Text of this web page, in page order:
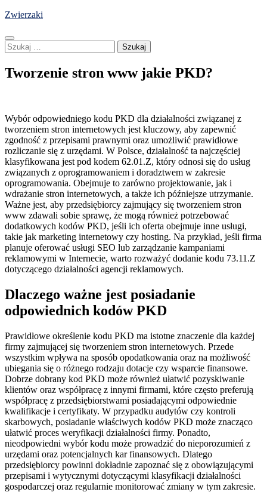
Skip
content
Zwierzaki
Szukaj:
Tworzenie stron www jakie PKD?
Wybór odpowiedniego kodu PKD dla działalności związanej z
tworzeniem stron internetowych jest kluczowy, aby zapewnić
zgodność z przepisami prawnymi oraz umożliwić prawidłowe
rozliczanie się z urzędami. W Polsce, działalność ta najczęściej
klasyfikowana jest pod kodem 62.01.Z, który odnosi się do usług
związanych z oprogramowaniem i doradztwem w zakresie
oprogramowania. Obejmuje to zarówno projektowanie, jak i
wdrażanie stron internetowych, a także ich późniejsze utrzymanie.
Ważne jest, aby przedsiębiorcy zajmujący się tworzeniem stron
www zdawali sobie sprawę, że mogą również potrzebować
dodatkowych kodów PKD, jeśli ich oferta obejmuje inne usługi,
takie jak marketing internetowy czy hosting. Na przykład, jeśli firma
planuje oferować usługi SEO lub zarządzanie kampaniami
reklamowymi w Internecie, warto rozważyć dodanie kodu 73.11.Z
dotyczącego działalności agencji reklamowych.
Dlaczego ważne jest posiadanie
odpowiednich kodów PKD
Prawidłowe określenie kodu PKD ma istotne znaczenie dla każdej
firmy zajmującej się tworzeniem stron internetowych. Przede
wszystkim wpływa na sposób opodatkowania oraz na możliwość
ubiegania się o różnego rodzaju dotacje czy wsparcie finansowe.
Dobrze dobrany kod PKD może również ułatwić pozyskiwanie
klientów oraz współpracę z innymi firmami, które często preferują
współpracę z przedsiębiorstwami posiadającymi odpowiednie
kwalifikacje i certyfikaty. W przypadku audytów czy kontroli
skarbowych, posiadanie właściwych kodów PKD może znacząco
ułatwić proces weryfikacji działalności firmy. Ponadto,
nieodpowiedni wybór kodu może prowadzić do nieporozumień z
urzędami oraz potencjalnych kar finansowych. Dlatego
przedsiębiorcy powinni dokładnie zapoznać się z obowiązującymi
przepisami i wytycznymi dotyczącymi klasyfikacji działalności
gospodarczej oraz regularnie monitorować zmiany w tym zakresie.